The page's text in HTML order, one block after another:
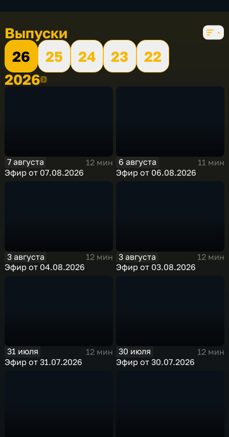
Выпуски
26
25 24 23
22
20262026
7 августа
12 мин
Эфир от 07.08.2026
6 августа
11 мин
Эфир от 06.08.2026
3 августа
12 мин
Эфир от 04.08.2026
3 августа
12 мин
Эфир от 03.08.2026
31 июля
12 мин
Эфир от 31.07.2026
30 июля
12 мин
Эфир от 30.07.2026